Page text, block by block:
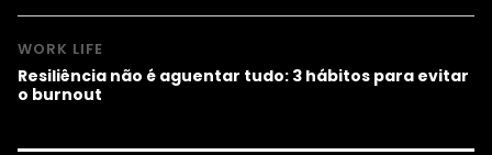
WORK LIFE
Resiliência não é aguentar tudo: 3 hábitos para evitar
o burnout